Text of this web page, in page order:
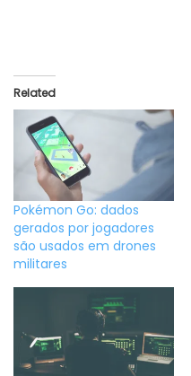
Related
Pokémon Go: dados
gerados por jogadores
são usados em drones
militares